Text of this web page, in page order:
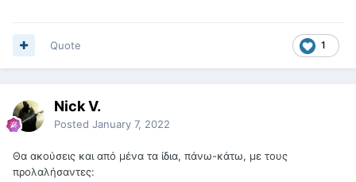
1
Quote
Nick V.
Posted January 7, 2022
Θα ακούσεις και από μένα τα ίδια, πάνω-κάτω, με τους
προλαλήσαντες: